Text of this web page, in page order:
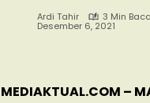
Ardi Tahir 3 Min Baca
Desember 6, 2021
MEDIAKTUAL.COM –